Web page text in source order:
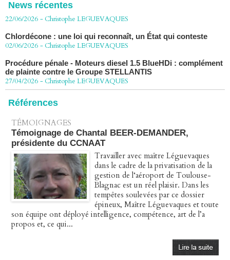
News récentes
22/06/2026 -Christophe LEGUEVAQUES
02/06/2026 -Christophe LEGUEVAQUES
de plainte contre le Groupe STELLANTIS
27/04/2026 -Christophe LEGUEVAQUES
Péage autoroute : tout savoir (ou presque) sur l'action
collective ouverte le 2 avril
07/04/2026 -Christophe LEGUEVAQUES
Références
TÉMOIGNAGES
Témoignage de Chantal BEER-DEMANDER,
présidente du CCNAAT
Travailler avec maître Léguevaques
dans le cadre de la privatisation de la
gestion de l‘aéroport de Toulouse-
Blagnac est un réel plaisir. Dans les
tempêtes soulevées par ce dossier
épineux, Maître Léguevaques et toute
son équipe ont déployé intelligence, compétence, art de l’a
propos et, ce qui...